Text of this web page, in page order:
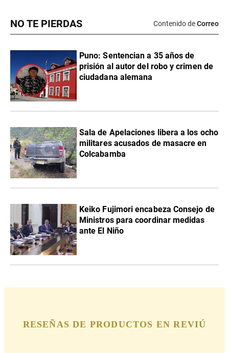
NO TE PIERDAS Contenido deCorreo
Puno: Sentencian a 35 años de
prisión al autor del robo y crimen de
ciudadana alemana
Sala de Apelaciones libera a los ocho
militares acusados de masacre en
Colcabamba
Keiko Fujimori encabeza Consejo de
Ministros para coordinar medidas
ante El Niño